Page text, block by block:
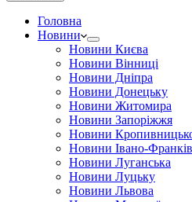
Головна
Новини
Новини Києва
Новини Вінниці
Новини Дніпра
Новини Донецьку
Новини Житомира
Новини Запоріжжя
Новини
Новини Івано-
Новини Луганська
Новини Луцьку
Новини Львова